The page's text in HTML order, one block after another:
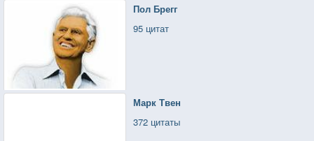
Пол Брегг
95 цитат
Марк Твен
372 цитаты